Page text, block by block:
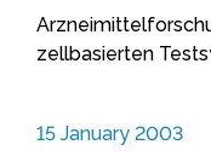
zellbasierten
15 January 2003